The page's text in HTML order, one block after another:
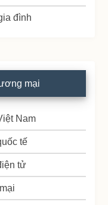
đình
mại
Nam
tế
tử